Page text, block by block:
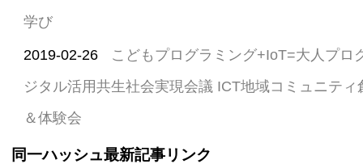
学び
2019-02-26
こどもプログラミング+IoT=大人プロ
ジタル活用共生社会実現会議 ICT地域コミュニテ
＆体験会
同一ハッシュ最新記事リンク